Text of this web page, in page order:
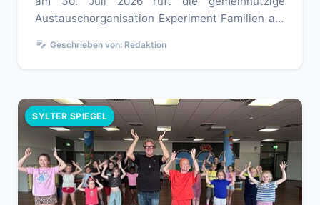
Austauschorganisation Experiment Familien auf
edit_note Geschrieben von: Redaktion
SYLTER SPIEGEL